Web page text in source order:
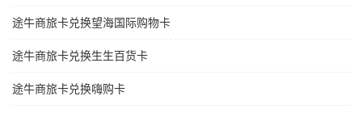
途牛商旅卡兑换望海国际购物卡
途牛商旅卡兑换生生百货卡
途牛商旅卡兑换嗨购卡